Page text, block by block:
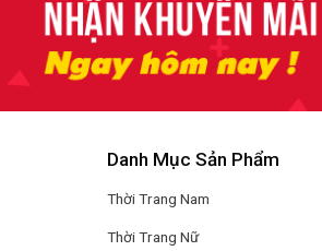
Danh Mục Sản Phẩm
Thời Trang Nam
Thời Trang Nữ